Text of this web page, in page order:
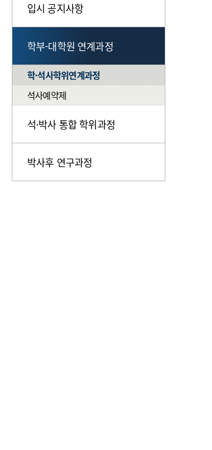
입시 공지사항
학부-대학원 연계과정
학·석사학위연계과정
석사예약제
석·박사 통합 학위과정
박사후 연구과정